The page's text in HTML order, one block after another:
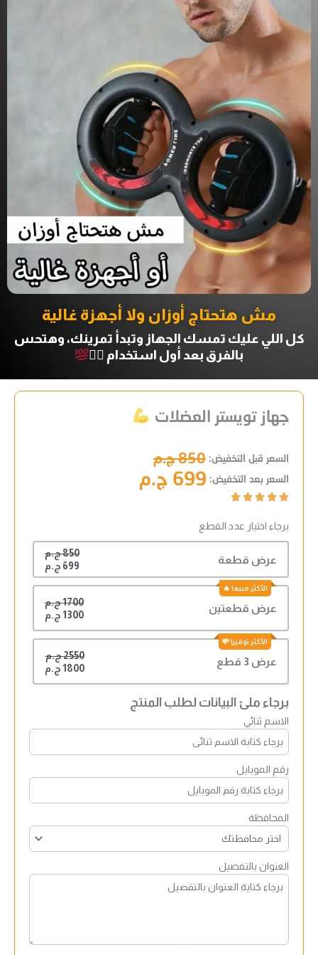
مش هتحتاج أوزان ولا أجهزة غالية
كل اللي عليك تمسك الجهاز وتبدأ تمرينك، وهتحس
بالفرق بعد أول استخدام 🏋‍♂
جهاز تويستر العضلات
السعر قبل التخفيض: 850 ج.م
السعر بعد التخفيض: 699 ج.م





برجاء اختيار عدد القطع
عرض قطعة
850 ج.م
699 ج.م
عرض قطعتين
1700 ج.م
1300 ج.م
عرض 3 قطع
2550 ج.م
1800 ج.م
برجاء ملئ البيانات لطلب المنتج
الاسم ثنائي
رقم الموبايل
المحافظة
العنوان بالتفصيل